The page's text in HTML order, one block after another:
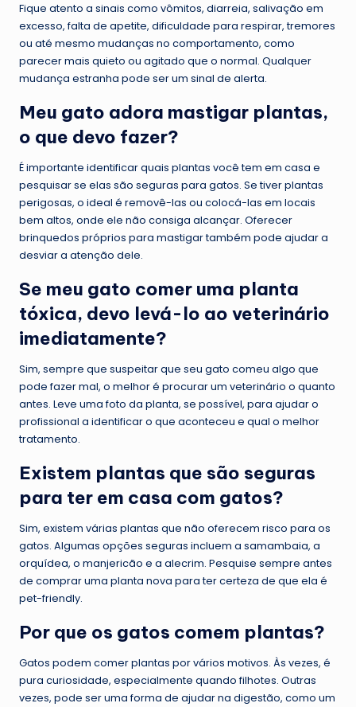
Fique atento a sinais como vômitos, diarreia, salivação em
excesso, falta de apetite, dificuldade para respirar, tremores
ou até mesmo mudanças no comportamento, como
parecer mais quieto ou agitado que o normal. Qualquer
mudança estranha pode ser um sinal de alerta.
Meu gato adora mastigar plantas,
o que devo fazer?
É importante identificar quais plantas você tem em casa e
pesquisar se elas são seguras para gatos. Se tiver plantas
perigosas, o ideal é removê-las ou colocá-las em locais
bem altos, onde ele não consiga alcançar. Oferecer
brinquedos próprios para mastigar também pode ajudar a
desviar a atenção dele.
Se meu gato comer uma planta
tóxica, devo levá-lo ao veterinário
imediatamente?
Sim, sempre que suspeitar que seu gato comeu algo que
pode fazer mal, o melhor é procurar um veterinário o quanto
antes. Leve uma foto da planta, se possível, para ajudar o
profissional a identificar o que aconteceu e qual o melhor
tratamento.
Existem plantas que são seguras
para ter em casa com gatos?
Sim, existem várias plantas que não oferecem risco para os
gatos. Algumas opções seguras incluem a samambaia, a
orquídea, o manjericão e a alecrim. Pesquise sempre antes
de comprar uma planta nova para ter certeza de que ela é
pet-friendly.
Por que os gatos comem plantas?
Gatos podem comer plantas por vários motivos. Às vezes, é
pura curiosidade, especialmente quando filhotes. Outras
vezes, pode ser uma forma de ajudar na digestão, como um